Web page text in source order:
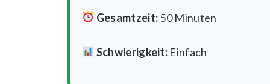
Gesamtzeit:50 Minuten
Schwierigkeit: Einfach